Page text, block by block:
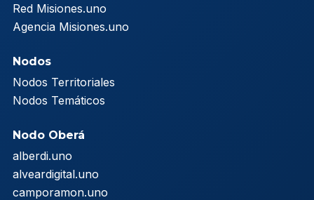
Red Misiones.uno
Agencia Misiones.uno
Nodos
Nodos Territoriales
Nodos Temáticos
Nodo Oberá
alberdi.uno
alveardigital.uno
camporamon.uno